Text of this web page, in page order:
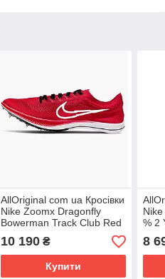
AllOriginal com ua Кросівки
Nike Zoomx Dragonfly
Bowerman Track Club Red
DN4860-600 РОЗМІРИ
ЗАПИТУЙТЕ
10 190₴
Купити
% 2
8